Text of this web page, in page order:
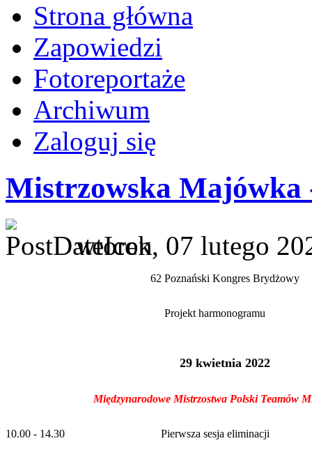
Strona główna
Zapowiedzi
Fotoreportaże
Archiwum
Zaloguj się
Mistrzowska
wtorek, 07 lutego
62 Poznański Kongres Brydżowy
Projekt harmonogramu
29 kwietnia 2022
Międzynarodowe Mistrzostwa Polski Teamów
10.00 - 14.30 Pierwsza sesja eliminacji